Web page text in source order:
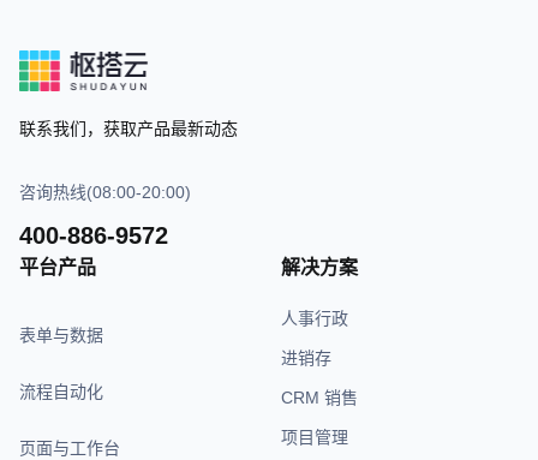
联系我们，获取产品最新动态
咨询热线(08:00-20:00)
400-886-9572
平台产品
表单与数据
流程自动化
页面与工作台
解决方案
人事行政
进销存
CRM 销售
项目管理